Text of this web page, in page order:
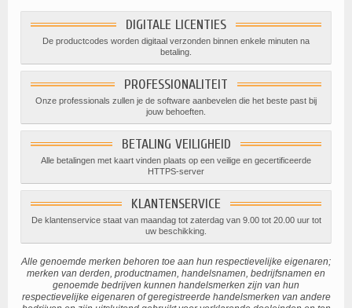
DIGITALE LICENTIES
De productcodes worden digitaal verzonden binnen enkele minuten na
betaling.
PROFESSIONALITEIT
Onze professionals zullen je de software aanbevelen die het beste past bij
jouw behoeften.
BETALING VEILIGHEID
Alle betalingen met kaart vinden plaats op een veilige en gecertificeerde
HTTPS-server
KLANTENSERVICE
De klantenservice staat van maandag tot zaterdag van 9.00 tot 20.00 uur tot
uw beschikking.
Alle genoemde merken behoren toe aan hun respectievelijke eigenaren;
merken van derden, productnamen, handelsnamen, bedrijfsnamen en
genoemde bedrijven kunnen handelsmerken zijn van hun
respectievelijke eigenaren of geregistreerde handelsmerken van andere